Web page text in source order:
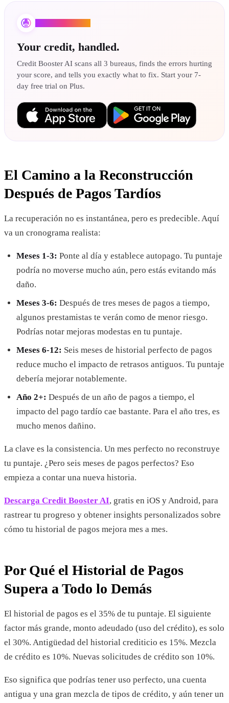
Your credit, handled.
Credit Booster AI scans all 3 bureaus, finds the errors hurting
your score, and tells you exactly what to fix. Start your 7-
day free trial on Plus.
El Camino a la Reconstrucción
Después de Pagos Tardíos
La recuperación no es instantánea, pero es predecible. Aquí
va un cronograma realista:
Meses 1-3: Ponte al día y establece autopago. Tu puntaje
podría no moverse mucho aún, pero estás evitando más
daño.
Meses 3-6: Después de tres meses de pagos a tiempo,
algunos prestamistas te verán como de menor riesgo.
Podrías notar mejoras modestas en tu puntaje.
Meses 6-12: Seis meses de historial perfecto de pagos
reduce mucho el impacto de retrasos antiguos. Tu puntaje
debería mejorar notablemente.
Año 2+: Después de un año de pagos a tiempo, el
impacto del pago tardío cae bastante. Para el año tres, es
mucho menos dañino.
La clave es la consistencia. Un mes perfecto no reconstruye
tu puntaje. ¿Pero seis meses de pagos perfectos? Eso
empieza a contar una nueva historia.
Descarga Credit Booster AI, gratis en iOS y Android, para
rastrear tu progreso y obtener insights personalizados sobre
cómo tu historial de pagos mejora mes a mes.
Por Qué el Historial de Pagos
Supera a Todo lo Demás
El historial de pagos es el 35% de tu puntaje. El siguiente
factor más grande, monto adeudado (uso del crédito), es solo
el 30%. Antigüedad del historial crediticio es 15%. Mezcla
de crédito es 10%. Nuevas solicitudes de crédito son 10%.
Eso significa que podrías tener uso perfecto, una cuenta
antigua y una gran mezcla de tipos de crédito, y aún tener un